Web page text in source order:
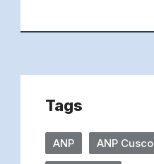
Tags
ANP ANP Cusco